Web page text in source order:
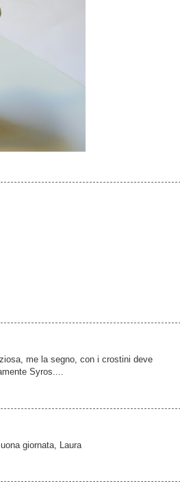
me la segno, con i crostini deve
Syros....
giornata, Laura